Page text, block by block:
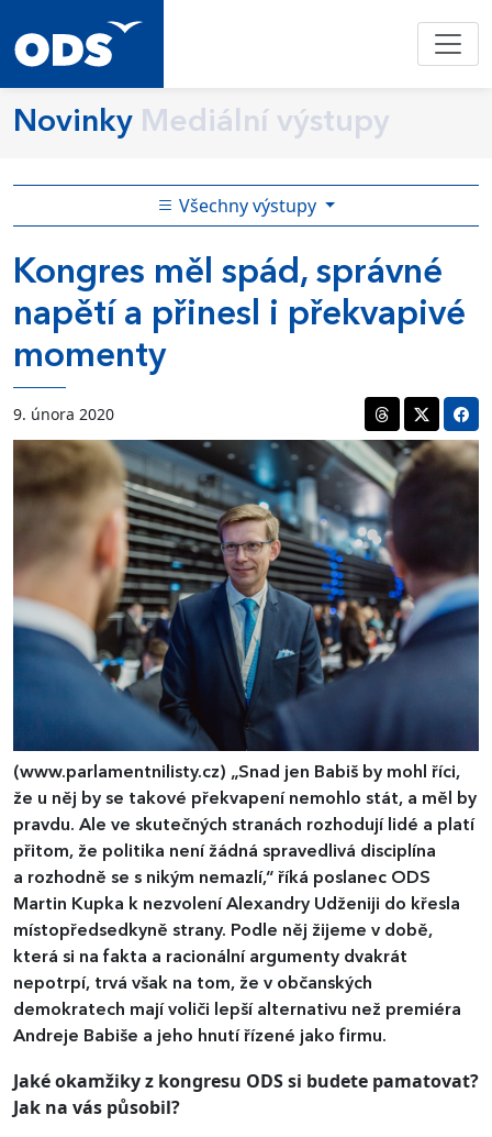
Novinky Mediální výstupy
Všechny výstupy
Kongres měl spád, správné
napětí a přinesl i překvapivé
momenty
9. února 2020
(www.parlamentnilisty.cz) „Snad jen Babiš by mohl říci,
že u něj by se takové překvapení nemohlo stát, a měl by
pravdu. Ale ve skutečných stranách rozhodují lidé a platí
přitom, že politika není žádná spravedlivá disciplína
a rozhodně se s nikým nemazlí,“ říká poslanec ODS
Martin Kupka k nezvolení Alexandry Udženiji do křesla
místopředsedkyně strany. Podle něj žijeme v době,
která si na fakta a racionální argumenty dvakrát
nepotrpí, trvá však na tom, že v občanských
demokratech mají voliči lepší alternativu než premiéra
Andreje Babiše a jeho hnutí řízené jako firmu.
Jaké okamžiky z kongresu ODS si budete pamatovat?
Jak na vás působil?